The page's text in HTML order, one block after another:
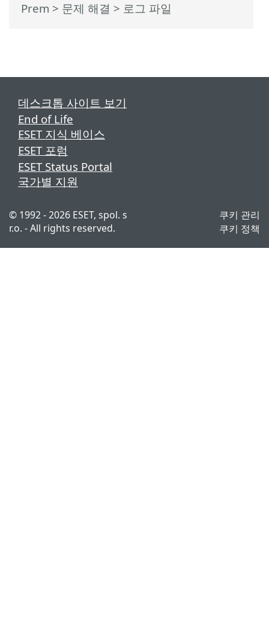
Prem > 문제 해결 > 로그 파일
데스크톱 사이트 보기
End of Life
ESET 지식 베이스
ESET 포럼
ESET Status Portal
국가별 지원
© 1992 - 2026 ESET, spol. s
r.o. - All rights reserved.
쿠키 관리
쿠키 정책